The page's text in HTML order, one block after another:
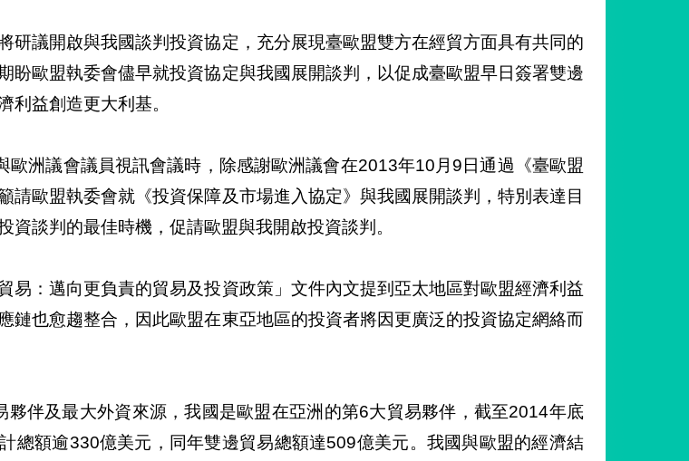
研議開啟與我國談判投資協定，充分展現臺歐盟雙方在經貿方面具有共同的
盼歐盟執委會儘早就投資協定與我國展開談判，以促成臺歐盟早日簽署雙邊
利益創造更大利基。
歐洲議會議員視訊會議時，除感謝歐洲議會在2013年10月9日通過《臺歐盟
請歐盟執委會就《投資保障及市場進入協定》與我國展開談判，特別表達目
資談判的最佳時機，促請歐盟與我開啟投資談判。
易：邁向更負責的貿易及投資政策」文件內文提到亞太地區對歐盟經濟利益
鏈也愈趨整合，因此歐盟在東亞地區的投資者將因更廣泛的投資協定網絡而
夥伴及最大外資來源，我國是歐盟在亞洲的第6大貿易夥伴，截至2014年底
總額逾330億美元，同年雙邊貿易總額達509億美元。我國與歐盟的經濟結